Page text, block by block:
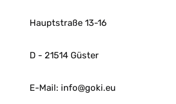
Hauptstraße 13-16
D - 21514 Güster
E-Mail: info@goki.eu